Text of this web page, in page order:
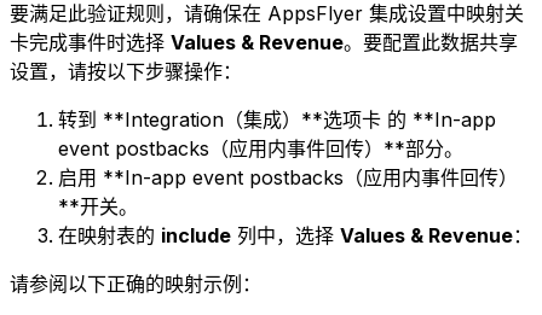
要满足此验证规则，请确保在 AppsFlyer 集成设置中映射关
卡完成事件时选择 Values & Revenue。要配置此数据共享
设置，请按以下步骤操作：
转到 **Integration（集成）**选项卡 的 **In-app
event postbacks（应用内事件回传）**部分。
启用 **In-app event postbacks（应用内事件回传）
**开关。
在映射表的 include 列中，选择 Values & Revenue：
请参阅以下正确的映射示例：